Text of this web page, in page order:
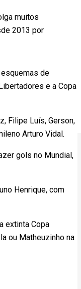
muitos
2013 por
de
e a Copa
Filipe Luís, Gerson,
Arturo Vidal.
gols no Mundial,
Henrique, com
extinta Copa
ou Matheuzinho na